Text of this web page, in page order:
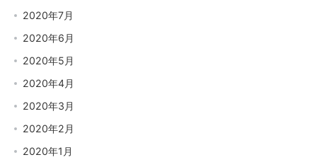
2020年7月
2020年6月
2020年5月
2020年4月
2020年3月
2020年2月
2020年1月